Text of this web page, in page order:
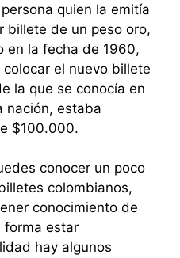
quien la emitía
billete de un peso oro,
en la fecha de 1960,
el nuevo billete
la que se conocía en
nación, estaba
$100.000.
conocer un poco
colombianos,
conocimiento de
forma estar
hay algunos